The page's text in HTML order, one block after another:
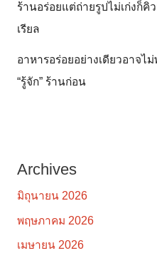
ร้านอร่อยแต่ถ่ายรูปไม่เก่งก็
เรียล
อาหารอร่อยอย่างเดียวอาจไ
“รู้จัก” ร้านก่อน
Archives
มิถุนายน 2026
พฤษภาคม 2026
เมษายน 2026